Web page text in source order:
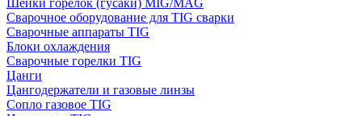
Шейки горелок (гусаки) MIG/MAG
Сварочное оборудование для TIG сварки
Сварочные аппараты TIG
Блоки охлаждения
Сварочные горелки TIG
Цанги
Цангодержатели и газовые линзы
Сопло газовое TIG